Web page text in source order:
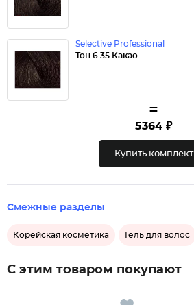
Selective Professional
Тон 6.35 Какао
=
5364 ₽
Купить комплект
Смежные разделы
Корейская косметика Гель для волос
С этим товаром покупают